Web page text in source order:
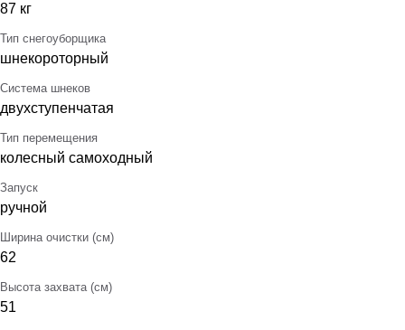
87 кг
Тип снегоуборщика
шнекороторный
Система шнеков
двухступенчатая
Тип перемещения
колесный самоходный
Запуск
ручной
Ширина очистки (см)
62
Высота захвата (см)
51